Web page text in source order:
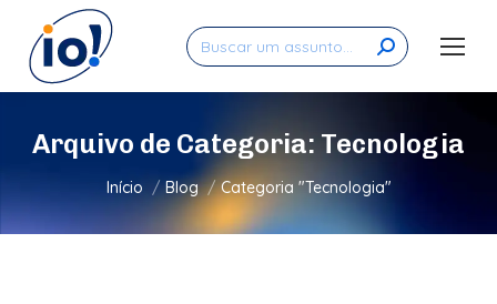
Search:
Arquivo de Categoria: Tecnologia
Você está aqui:
Início Blog Categoria "Tecnologia"